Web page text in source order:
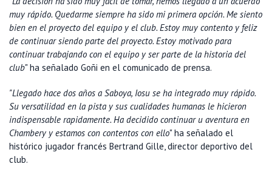
muy rápido. Quedarme siempre ha sido mi primera opción. Me siento
bien en el proyecto del equipo y el club. Estoy muy contento y feliz
de continuar siendo parte del proyecto. Estoy motivado para
continuar trabajando con el equipo y ser parte de la historia del
club" ha señalado Goñi en el comunicado de prensa.
"Llegado hace dos años a Saboya, Iosu se ha integrado muy rápido.
Su versatilidad en la pista y sus cualidades humanas le hicieron
indispensable rapidamente. Ha decidido continuar u aventura en
Chambery y estamos con contentos con ello" ha señalado el
histórico jugador francés Bertrand Gille, director deportivo del
club.